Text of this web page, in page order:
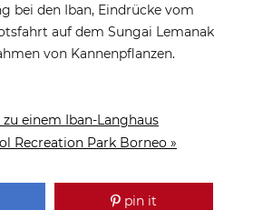
bei den Iban, Eindrücke vom
auf dem Sungai Lemanak
von Kannenpflanzen.
zu einem Iban-Langhaus
Recreation Park Borneo »
pin it